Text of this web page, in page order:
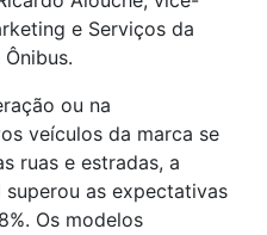
e Serviços da
ou na
veículos da marca se
ruas e estradas, a
as expectativas
Os modelos